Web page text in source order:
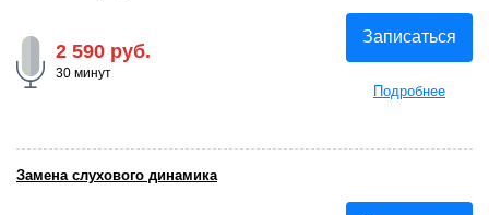
2 590 руб.
30 минут
Записаться
Подробнее
Замена слухового динамика